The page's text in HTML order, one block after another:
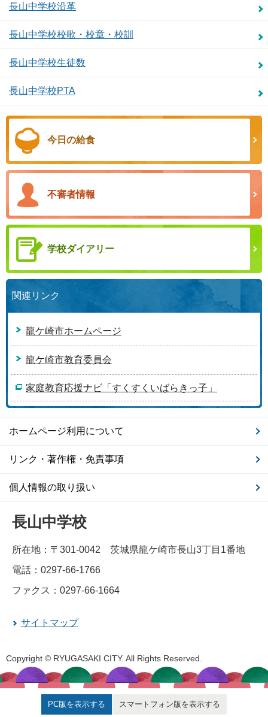
長山中学校沿革
長山中学校校歌・校章・校訓
長山中学校生徒数
長山中学校PTA
今日の給食
不審者情報
学校ダイアリー
関連リンク
龍ケ崎市ホームページ
龍ケ崎市教育委員会
家庭教育応援ナビ「すくすくいばらきっ子」
ホームページ利用について
リンク・著作権・免責事項
個人情報の取り扱い
長山中学校
所在地：〒301-0042 茨城県龍ケ崎市長山3丁目1番地
電話：0297-66-1766
ファクス：0297-66-1664
サイトマップ
Copyright © RYUGASAKI CITY. All Rights Reserved.
PC版を表示する スマートフォン版を表示する